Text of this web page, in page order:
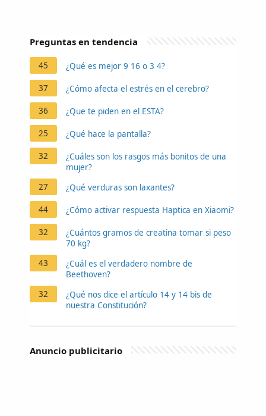
Preguntas en tendencia
45 ¿Qué es mejor 9 16 o 3 4?
37 ¿Cómo afecta el estrés en el cerebro?
36 ¿Que te piden en el ESTA?
25 ¿Qué hace la pantalla?
32
¿Cuáles son los rasgos más bonitos de una
mujer?
27
¿Qué verduras son laxantes?
44 ¿Cómo activar respuesta Haptica en Xiaomi?
32
¿Cuántos gramos de creatina tomar si peso
70 kg?
43
¿Cuál es el verdadero nombre de
Beethoven?
32
¿Qué nos dice el artículo 14 y 14 bis de
nuestra Constitución?
Anuncio publicitario